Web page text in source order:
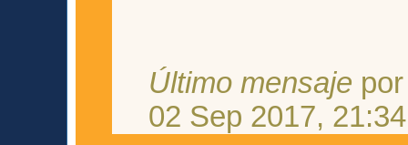
Último mensaje
02 Sep 2017, 21:34